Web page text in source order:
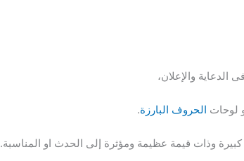
الدعاية والإعلان،
لوحات الحروف البارزة.
وذات قيمة عظيمة ومؤثرة إلى الحدث او المناسبة.